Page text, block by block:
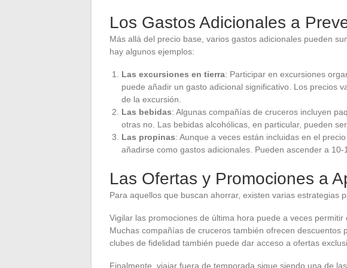
Los Gastos Adicionales a
Más allá del precio base, varios gastos adicionales pueden
hay algunos ejemplos:
Las excursiones en tierra: Participar en excursiones
puede añadir un gasto adicional significativo. Los precios
de la excursión.
Las bebidas: Algunas compañías de cruceros incluyen
otras no. Las bebidas alcohólicas, en particular, pueden
Las propinas: Aunque a veces están incluidas en el
añadirse como gastos adicionales. Pueden ascender a
Las Ofertas y Promociones a
Para aquellos que buscan ahorrar, existen varias estrategias
Vigilar las promociones de última hora puede a veces permitir
Muchas compañías de cruceros también ofrecen descuentos
clubes de fidelidad también puede dar acceso a ofertas
Finalmente, viajar fuera de temporada sigue siendo una de